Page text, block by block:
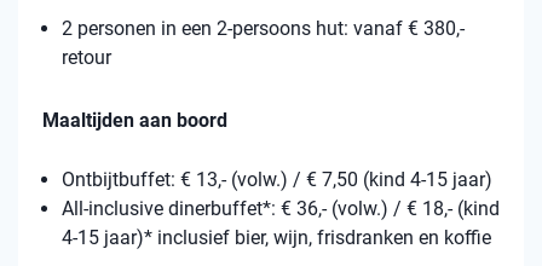
2 personen in een 2-persoons hut: vanaf € 380,-
retour
Maaltijden aan boord
Ontbijtbuffet: € 13,- (volw.) / € 7,50 (kind 4-15 jaar)
All-inclusive dinerbuffet*: € 36,- (volw.) / € 18,- (kind
4-15 jaar)* inclusief bier, wijn, frisdranken en koffie